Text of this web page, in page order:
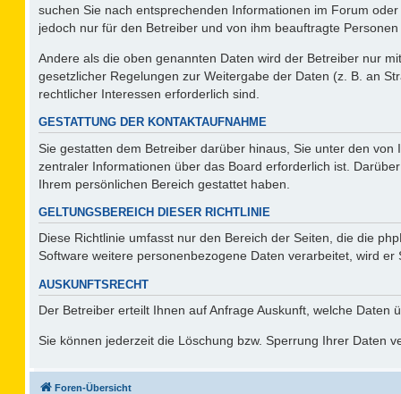
suchen Sie nach entsprechenden Informationen im Forum
jedoch nur für den Betreiber und von ihm beauftragte
Andere als die oben genannten Daten wird der Betreiber nur
gesetzlicher Regelungen zur Weitergabe der Daten (z. B. an
rechtlicher Interessen erforderlich sind.
GESTATTUNG DER KONTAKTAUFNAHME
Sie gestatten dem Betreiber darüber hinaus, Sie unter den
zentraler Informationen über das Board erforderlich ist.
Ihrem persönlichen Bereich gestattet haben.
GELTUNGSBEREICH DIESER RICHTLINIE
Diese Richtlinie umfasst nur den Bereich der Seiten, die die
Software weitere personenbezogene Daten verarbeitet, wird
AUSKUNFTSRECHT
Der Betreiber erteilt Ihnen auf Anfrage Auskunft, welche Daten
Sie können jederzeit die Löschung bzw. Sperrung Ihrer Daten
Foren-Übersicht